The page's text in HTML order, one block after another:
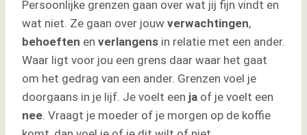
grenzen aangeeft
Gevolgen als je geen grenzen stelt?
Een gezonde grens leren voelen
De grens communiceren
Hoe ziet een gezonde grens eruit?
Wil je aan de slag met het stellen van
grenzen?
Persoonlijke grenzen gaan over wat jij fijn vindt en
wat niet. Ze gaan over jouw verwachtingen,
behoeften en verlangens in relatie met een ander.
Waar ligt voor jou een grens daar waar het gaat
om het gedrag van een ander. Grenzen voel je
doorgaans in je lijf. Je voelt een ja of je voelt een
nee. Vraagt je moeder of je morgen op de koffie